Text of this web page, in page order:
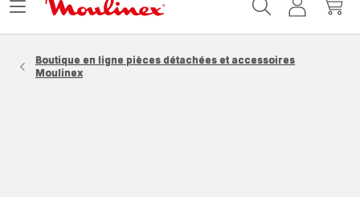
MonMon
Ouvrir
Boutique en ligne pièces détachées et accessoires
Moulinex